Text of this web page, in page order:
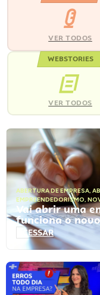
VER TODOS
WEBSTORIES
VER TODOS
ABERTURA DE EMPRESA,
EMPREENDEDORISMO,
Vai abrir uma
funciona o
ACESSAR